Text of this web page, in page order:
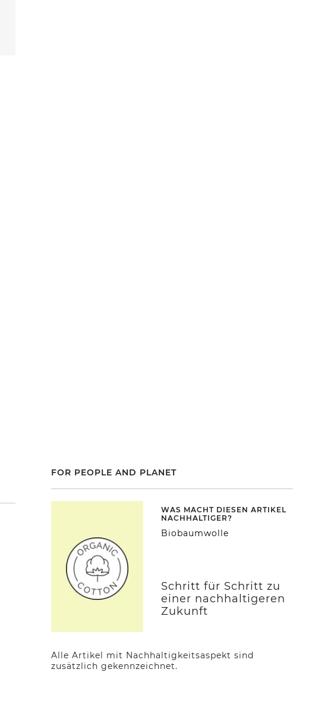
FOR PEOPLE AND PLANET
WAS MACHT DIESEN ARTIKEL
NACHHALTIGER?
Biobaumwolle
Schritt für Schritt zu
einer nachhaltigeren
Zukunft
Alle Artikel mit Nachhaltigkeitsaspekt sind
zusätzlich gekennzeichnet.